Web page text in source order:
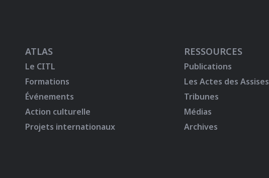
ATLAS
Le CITL
Formations
Événements
Action culturelle
Projets internationaux
RESSOURCES
Publications
Les Actes des Assises
Tribunes
Médias
Archives